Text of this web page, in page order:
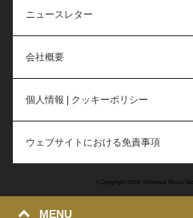
MENU
ニュースレター
会社概要
個人情報 | クッキーポリシー
ウェブサイトにおける免責事項
© Copyright 2026 Universal Music